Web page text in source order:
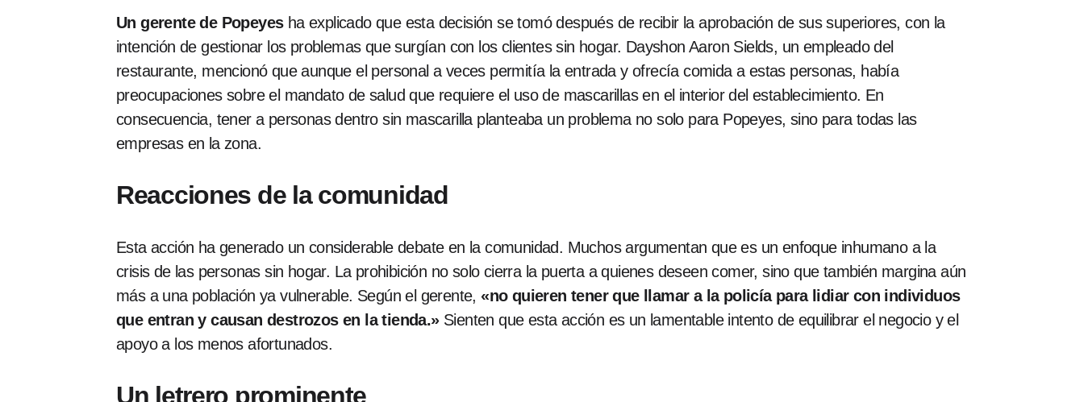
Un gerente de Popeyesha explicado que esta decisión se tomó después de recibir la aprobación de sus superiores, con la
intención de gestionar los problemas que surgían con los clientes sin hogar. Dayshon Aaron Sields, un empleado del
restaurante, mencionó que aunque el personal a veces permitía la entrada y ofrecía comida a estas personas, había
preocupaciones sobre el mandato de salud que requiere el uso de mascarillas en el interior del establecimiento. En
consecuencia, tener a personas dentro sin mascarilla planteaba un problema no solo para Popeyes, sino para todas las
empresas en la zona.
Reacciones de la comunidad
Esta acción ha generado un considerable debate en la comunidad. Muchos argumentan que es un enfoque inhumano a la
crisis de las personas sin hogar. La prohibición no solo cierra la puerta a quienes deseen comer, sino que también margina aún
más a una población ya vulnerable. Según el gerente, «no quieren tener que llamar a la policía para lidiar con individuos
que entran y causan destrozos en la tienda.»Sienten que esta acción es un lamentable intento de equilibrar el negocio y el
apoyo a los menos afortunados.
Un letrero prominente